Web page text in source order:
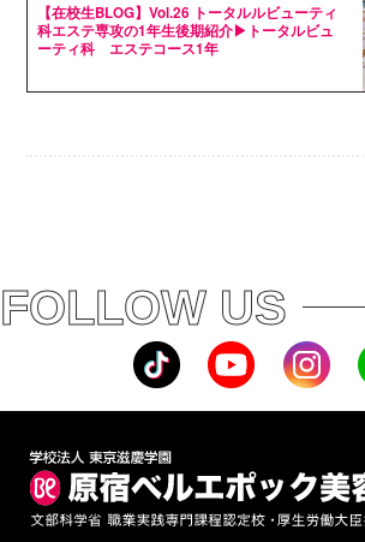
【在校生BLOG】Vol.26 トータルルビューティ
科エステ専攻の1年生後期紹介▶トータルビュ
ーティ科 エステコース1年
FOLLOW US